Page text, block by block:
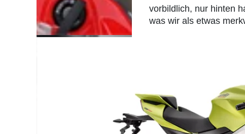
vorbildlich, nur hinten
was wir als etwas